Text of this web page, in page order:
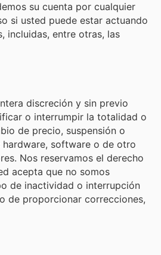
su cuenta por cualquier
si usted puede estar actuando
incluidas, entre otras, las
discreción y sin previo
o interrumpir la totalidad o
de precio, suspensión o
software o de otro
Nos reservamos el derecho
acepta que no somos
de inactividad o interrupción